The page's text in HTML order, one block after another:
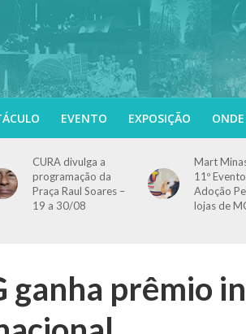
EVENTO EXPOSIÇÃO
CURA divulga a
programação da
Praça Raul Soares –
19 a 30/08
Mart
11º
Adoção
lojas de
ganha prêmio